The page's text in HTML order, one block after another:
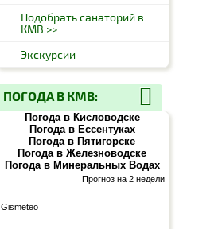
Подобрать санаторий в
КМВ >>
Экскурсии
ПОГОДА В КМВ:
Погода в Кисловодске
Погода в Ессентуках
Погода в Пятигорске
Погода в Железноводске
Погода в Минеральных Водах
Gismeteo
Прогноз на 2 недели